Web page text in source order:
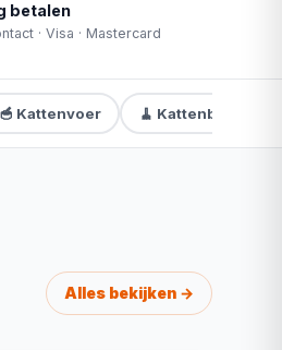
betalen
· Visa · Mastercard
🥣 Kattenvoer 🧹
Alles bekijken →